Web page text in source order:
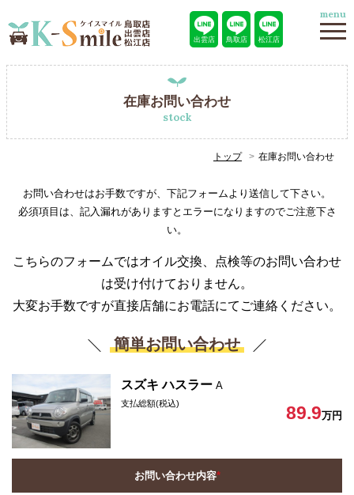
出雲店 鳥取店 松江店
menu
在庫お問い合わせ
stock
トップ 在庫お問い合わせ
お問い合わせはお手数ですが、下記フォームより送信して下さい。
必須項目は、記入漏れがありますとエラーになりますのでご注意下さ
い。
こちらのフォームではオイル交換、点検等のお問い合わせ
は受け付けておりません。
大変お手数ですが直接店舗にお電話にてご連絡ください。
簡単お問い合わせ
スズキ ハスラー A
支払総額(税込) 89.9万円
お問い合わせ内容*